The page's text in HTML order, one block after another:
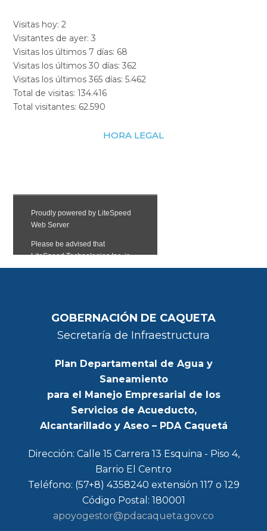
Visitas hoy:2
Visitantes de ayer:3
Visitas los últimos 7 días: 68
Visitas los últimos 30 días:362
Visitas los últimos 365 días:5.462
Total de visitas:134.416
Total visitantes: 62.590
HORA LEGAL
GOBERNACIÓN DE CAQUETA
Secretaría de Infraestructura
Plan Departamental de Agua y
Saneamiento
para el Manejo Empresarial de los
Servicios de Acueducto,
Alcantarillado y Aseo – PDA Caquetá
Dirección: Calle 15 Carrera 13 Esquina - Piso 4,
Barrio El Centro
Teléfono: (57+8) 4358240 extensión 117 o 129
Código Postal: 180001
apoyogestor@pdacaqueta.gov.co